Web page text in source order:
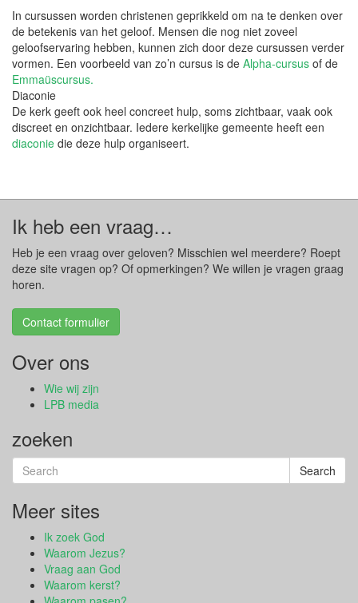
In cursussen worden christenen geprikkeld om na te denken over
de betekenis van het geloof. Mensen die nog niet zoveel
geloofservaring hebben, kunnen zich door deze cursussen verder
vormen. Een voorbeeld van zo’n cursus is de Alpha-cursus of de
Emmaüscursus.
Diaconie
De kerk geeft ook heel concreet hulp, soms zichtbaar, vaak ook
discreet en onzichtbaar. Iedere kerkelijke gemeente heeft een
diaconie die deze hulp organiseert.
Ik heb een vraag…
Heb je een vraag over geloven? Misschien wel meerdere? Roept
deze site vragen op? Of opmerkingen? We willen je vragen graag
horen.
Contact formulier
Over ons
Wie wij zijn
LPB media
zoeken
Search
for:
Search
Meer sites
Ik zoek God
Waarom Jezus?
Vraag aan God
Waarom kerst?